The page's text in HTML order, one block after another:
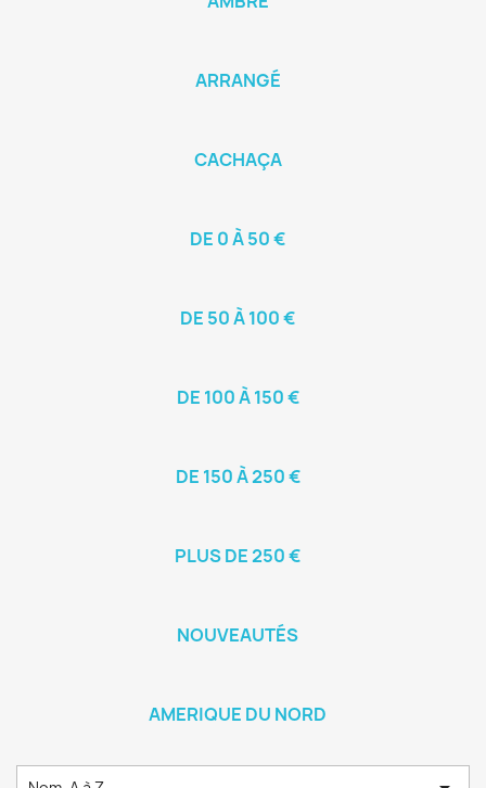
ARRANGÉ
CACHAÇA
DE 0 À 50 €
DE 50 À 100 €
DE 100 À 150 €
DE 150 À 250 €
PLUS DE 250 €
NOUVEAUTÉS
AMERIQUE DU NORD